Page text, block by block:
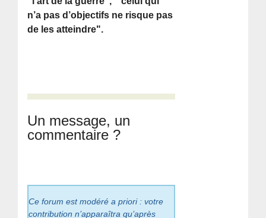
n’a pas d’objectifs ne risque pas
de les atteindre".
Un message, un
commentaire ?
Ce forum est modéré a priori : votre
contribution n’apparaîtra qu’après